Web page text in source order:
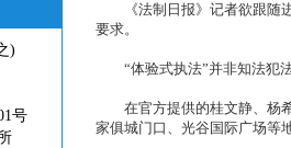
)
号
《法制日报》记者欲跟随进
要求。
“体验式执法”并非知法犯
在官方提供的桂文静、杨希
家俱城门口、光谷国际广场等